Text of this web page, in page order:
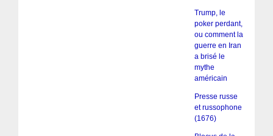
Trump, le
poker perdant,
ou comment la
guerre en Iran
a brisé le
mythe
américain
Presse russe
et russophone
(1676)